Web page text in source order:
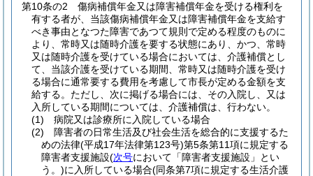
第10条の2
傷病補償年金又は障害補償年金を受ける権利を
有する者が、当該傷病補償年金又は障害補償年金を支給す
べき事由となつた障害であつて規則で定める程度のものに
より、常時又は随時介護を要する状態にあり、かつ、常時
又は随時介護を受けている場合においては、介護補償とし
て、当該介護を受けている期間、常時又は随時介護を受け
る場合に通常要する費用を考慮して市長が定める金額を支
給する。 ただし、次に掲げる場合には、その入院し、又は
入所している期間については、介護補償は、行わない。
(1)
病院又は診療所に入院している場合
(2)
障害者の日常生活及び社会生活を総合的に支援するた
めの法律(平成17年法律第123号)第5条第11項に規定する
障害者支援施設(次号において「障害者支援施設」とい
う。)に入所している場合(同条第7項に規定する生活介護